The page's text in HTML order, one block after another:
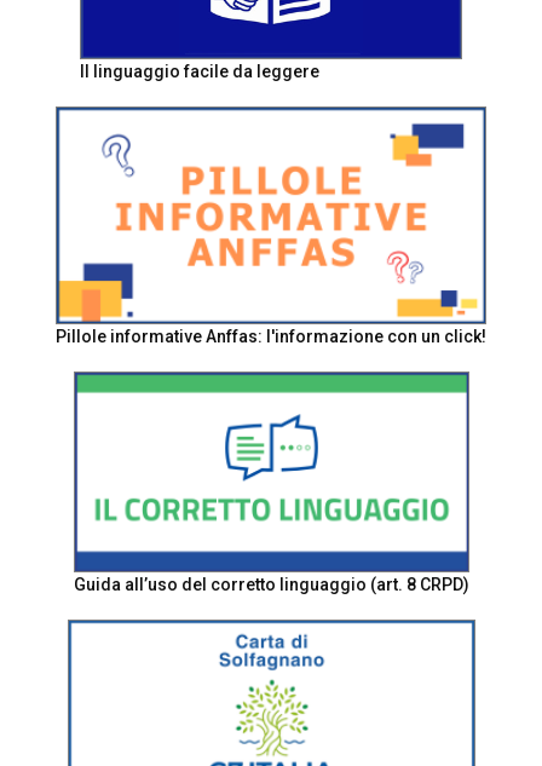
Il linguaggio facile da leggere
Pillole informative Anffas: l'informazione con un click!
Guida all’uso del corretto linguaggio (art. 8 CRPD)